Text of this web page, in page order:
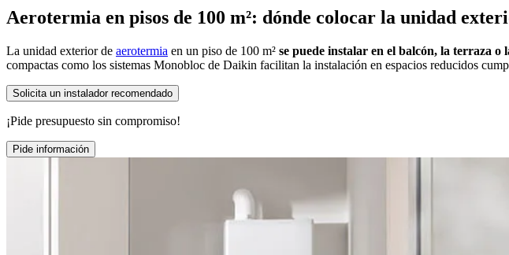
Aerotermia en pisos de 100 m²: dónde colocar la unidad
La unidad exterior de aerotermia en un piso de 100 m² se puede instalar en el balcón, la terraza o
compactas como los sistemas Monobloc de Daikin facilitan la instalación en espacios reducidos
Solicita un instalador recomendado
¡Pide presupuesto sin compromiso!
Pide información